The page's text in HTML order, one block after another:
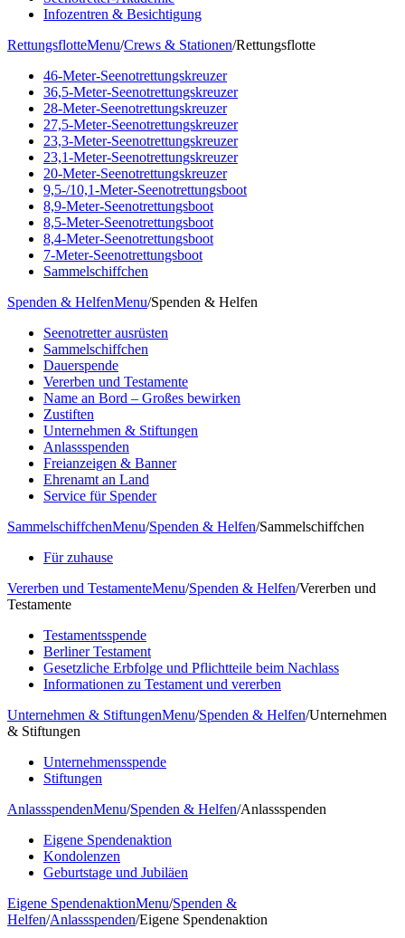
Infozentren & Besichtigung
RettungsflotteMenu/Crews & Stationen/Rettungsflotte
46-Meter-Seenotrettungskreuzer
36,5-Meter-Seenotrettungskreuzer
28-Meter-Seenotrettungskreuzer
27,5-Meter-Seenotrettungskreuzer
23,3-Meter-Seenotrettungskreuzer
23,1-Meter-Seenotrettungskreuzer
20-Meter-Seenotrettungskreuzer
9,5-/10,1-Meter-Seenotrettungsboot
8,9-Meter-Seenotrettungsboot
8,5-Meter-Seenotrettungsboot
8,4-Meter-Seenotrettungsboot
7-Meter-Seenotrettungsboot
Sammelschiffchen
Spenden & HelfenMenu/Spenden & Helfen
Seenotretter ausrüsten
Sammelschiffchen
Dauerspende
Vererben und Testamente
Name an Bord – Großes bewirken
Zustiften
Unternehmen & Stiftungen
Anlassspenden
Freianzeigen & Banner
Ehrenamt an Land
Service für Spender
SammelschiffchenMenu/Spenden & Helfen/Sammelschiffchen
Für zuhause
Vererben und TestamenteMenu/Spenden & Helfen/Vererben und
Testamente
Testamentsspende
Berliner Testament
Gesetzliche Erbfolge und Pflichtteile beim Nachlass
Informationen zu Testament und vererben
Unternehmen & StiftungenMenu/Spenden & Helfen/Unternehmen
& Stiftungen
Unternehmensspende
Stiftungen
AnlassspendenMenu/Spenden & Helfen/Anlassspenden
Eigene Spendenaktion
Kondolenzen
Geburtstage und Jubiläen
Eigene SpendenaktionMenu/Spenden &
Helfen/Anlassspenden/Eigene Spendenaktion